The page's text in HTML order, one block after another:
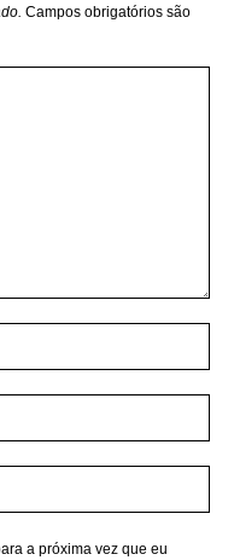
Campos obrigatórios são
a próxima vez que eu